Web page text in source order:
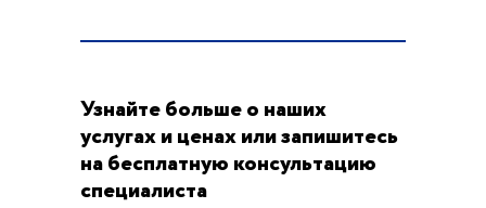
Узнайте больше о наших
услугах и ценах или запишитесь
на бесплатную консультацию
специалиста